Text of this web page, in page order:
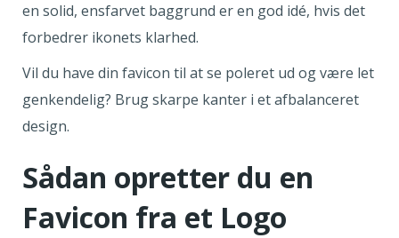
en solid, ensfarvet baggrund er en god idé, hvis det
forbedrer ikonets klarhed.
Vil du have din favicon til at se poleret ud og være let
genkendelig? Brug skarpe kanter i et afbalanceret
design.
Sådan opretter du en
Favicon fra et Logo